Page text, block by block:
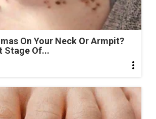
On Your Neck Or Armpit?
Stage Of...